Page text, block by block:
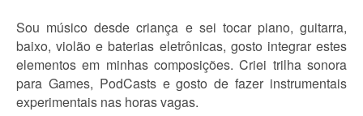
Sou músico desde criança e sei tocar piano, guitarra,
baixo, violão e baterias eletrônicas, gosto integrar estes
elementos em minhas composições. Criei trilha sonora
para Games, PodCasts e gosto de fazer instrumentais
experimentais nas horas vagas.